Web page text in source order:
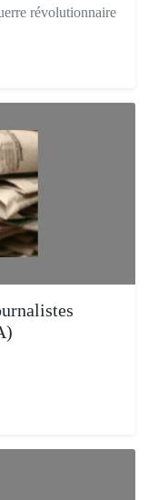
révolutionnaire